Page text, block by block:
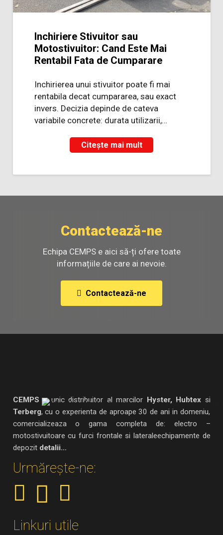
Inchiriere Stivuitor sau
Motostivuitor: Cand Este Mai
Rentabil Fata de Cumparare
Inchirierea unui stivuitor poate fi mai
rentabila decat cumpararea, sau exact
invers. Decizia depinde de cateva
variabile concrete: durata utilizarii,…
Citește mai mult
Contactează-ne
Echipa CEMPS e aici să-ți ofere toate
informațiile de care ai nevoie.
Contactează-ne
CEMPS – unic distribuitor al marcilor Hyster, Hubtex si
Terberg, cu o experienta de aproape 30 de ani in domeniu,
comercializeaza o gama completa de: electro –
motostivuitoare cu furci frontale si lateraleechipamente de
depozit detalii…
Urmărește-ne:
Linkuri utile